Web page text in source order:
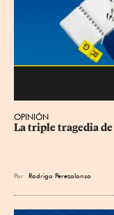
OPINIÓN
La triple tragedia
Por Rodrigo Perezalonso